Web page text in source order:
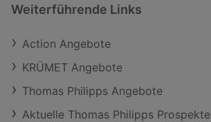
Weiterführende Links
Action Angebote
KRÜMET Angebote
Thomas Philipps Angebote
Aktuelle Thomas Philipps Prospekte